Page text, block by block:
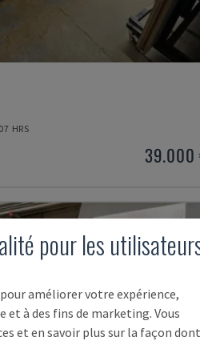
HRS
39.000
pour les
améliorer votre expérience,
à des fins de marketing. Vous
et en savoir plus sur la façon dont